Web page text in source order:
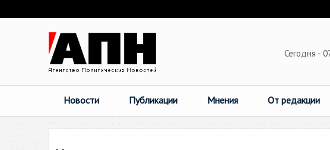
Сегодня -
Новости Публикации Мнения От редакции